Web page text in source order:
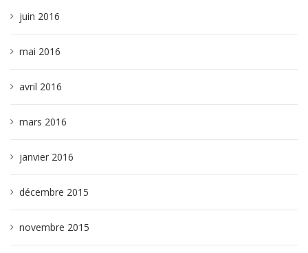
juin 2016
mai 2016
avril 2016
mars 2016
janvier 2016
décembre 2015
novembre 2015